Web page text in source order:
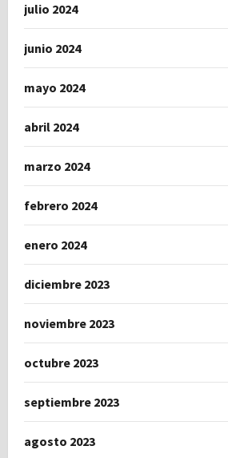
julio 2024
junio 2024
mayo 2024
abril 2024
marzo 2024
febrero 2024
enero 2024
diciembre 2023
noviembre 2023
octubre 2023
septiembre 2023
agosto 2023